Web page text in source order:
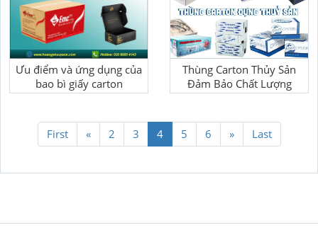
Ưu điểm và ứng dụng của
bao bì giấy carton
Thùng Carton Thủy Sản
Đảm Bảo Chất Lượng
First « 2 3 4 5 6 » Last